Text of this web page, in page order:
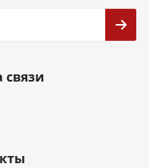
связи